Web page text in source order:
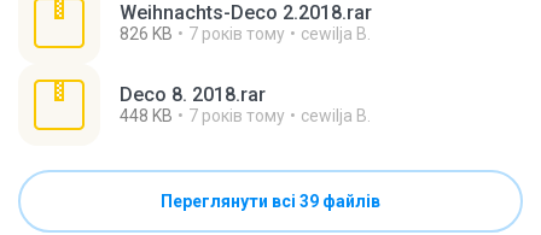
Weihnachts-Deco 2.2018.rar
826 KB 7 років тому cewilja B.
Deco 8. 2018.rar
448 KB 7 років тому cewilja B.
Переглянути всі 39 файлів